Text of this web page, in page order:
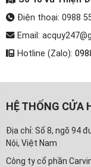
Điện thoại: 0988
Email:
Hotline (Zalo):
HỆ THỐNG CỬA
Địa chỉ: Số 8, ngõ 94
Nội, Việt Nam
Công ty cổ phần